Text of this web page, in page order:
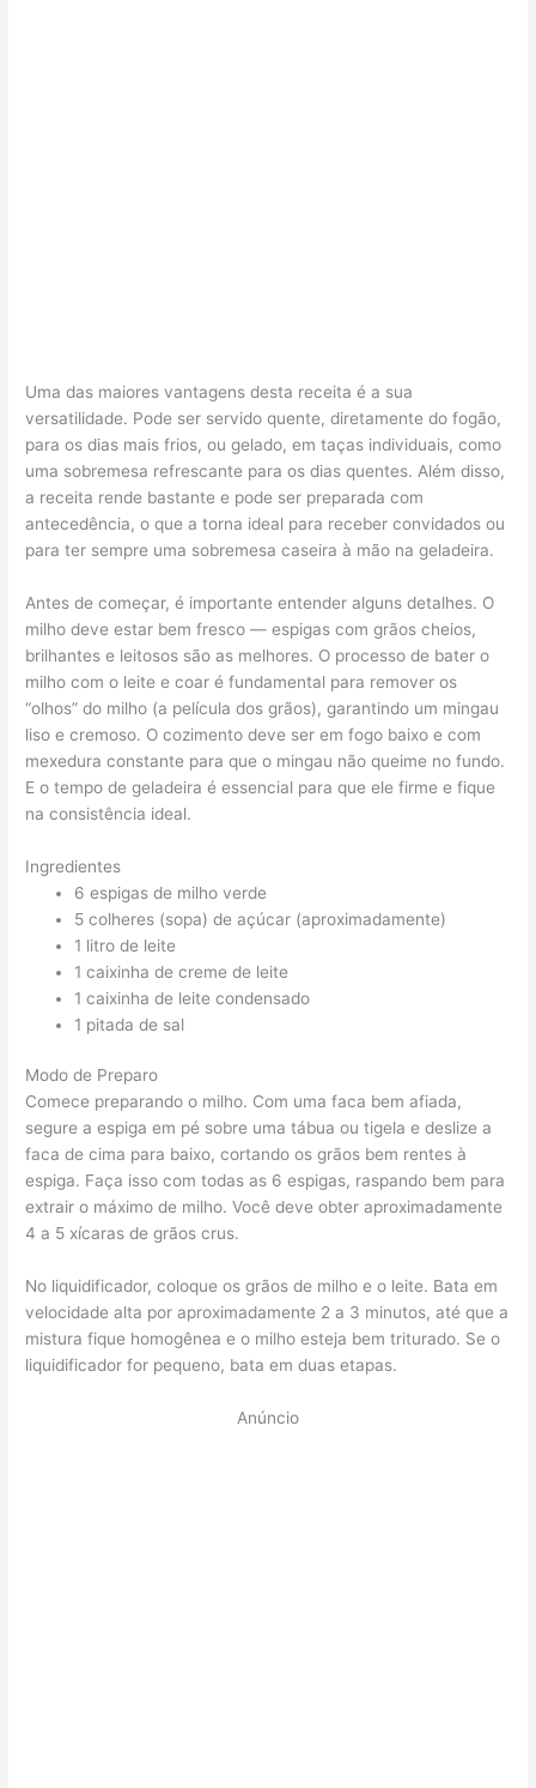
Uma das maiores vantagens desta receita é a sua
versatilidade. Pode ser servido quente, diretamente do fogão,
para os dias mais frios, ou gelado, em taças individuais, como
uma sobremesa refrescante para os dias quentes. Além disso,
a receita rende bastante e pode ser preparada com
antecedência, o que a torna ideal para receber convidados ou
para ter sempre uma sobremesa caseira à mão na geladeira.
Antes de começar, é importante entender alguns detalhes. O
milho deve estar bem fresco — espigas com grãos cheios,
brilhantes e leitosos são as melhores. O processo de bater o
milho com o leite e coar é fundamental para remover os
“olhos” do milho (a película dos grãos), garantindo um mingau
liso e cremoso. O cozimento deve ser em fogo baixo e com
mexedura constante para que o mingau não queime no fundo.
E o tempo de geladeira é essencial para que ele firme e fique
na consistência ideal.
Ingredientes
6 espigas de milho verde
5 colheres (sopa) de açúcar (aproximadamente)
1 litro de leite
1 caixinha de creme de leite
1 caixinha de leite condensado
1 pitada de sal
Modo de Preparo
Comece preparando o milho. Com uma faca bem afiada,
segure a espiga em pé sobre uma tábua ou tigela e deslize a
faca de cima para baixo, cortando os grãos bem rentes à
espiga. Faça isso com todas as 6 espigas, raspando bem para
extrair o máximo de milho. Você deve obter aproximadamente
4 a 5 xícaras de grãos crus.
No liquidificador, coloque os grãos de milho e o leite. Bata em
velocidade alta por aproximadamente 2 a 3 minutos, até que a
mistura fique homogênea e o milho esteja bem triturado. Se o
liquidificador for pequeno, bata em duas etapas.
Anúncio